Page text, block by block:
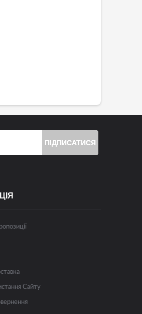
ПІДПИСАТИСЯ
Сайту